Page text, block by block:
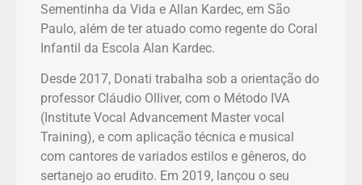
Sementinha da Vida e Allan Kardec, em São
Paulo, além de ter atuado como regente do Coral
Infantil da Escola Alan Kardec.
Desde 2017, Donati trabalha sob a orientação do
professor Cláudio Olliver, com o Método IVA
(Institute Vocal Advancement Master vocal
Training), e com aplicação técnica e musical
com cantores de variados estilos e gêneros, do
sertanejo ao erudito. Em 2019, lançou o seu